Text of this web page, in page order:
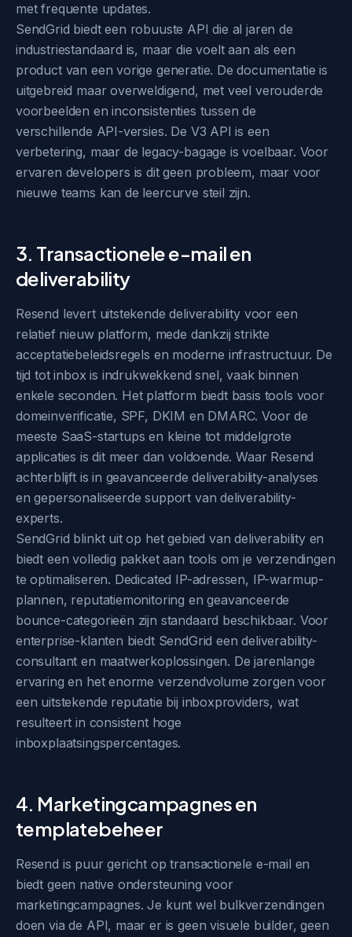
met frequente updates.
SendGrid biedt een robuuste API die al jaren de
industriestandaard is, maar die voelt aan als een
product van een vorige generatie. De documentatie is
uitgebreid maar overweldigend, met veel verouderde
voorbeelden en inconsistenties tussen de
verschillende API-versies. De V3 API is een
verbetering, maar de legacy-bagage is voelbaar. Voor
ervaren developers is dit geen probleem, maar voor
nieuwe teams kan de leercurve steil zijn.
3. Transactionele e-mail en
deliverability
Resend levert uitstekende deliverability voor een
relatief nieuw platform, mede dankzij strikte
acceptatiebeleidsregels en moderne infrastructuur. De
tijd tot inbox is indrukwekkend snel, vaak binnen
enkele seconden. Het platform biedt basis tools voor
domeinverificatie, SPF, DKIM en DMARC. Voor de
meeste SaaS-startups en kleine tot middelgrote
applicaties is dit meer dan voldoende. Waar Resend
achterblijft is in geavanceerde deliverability-analyses
en gepersonaliseerde support van deliverability-
experts.
SendGrid blinkt uit op het gebied van deliverability en
biedt een volledig pakket aan tools om je verzendingen
te optimaliseren. Dedicated IP-adressen, IP-warmup-
plannen, reputatiemonitoring en geavanceerde
bounce-categorieën zijn standaard beschikbaar. Voor
enterprise-klanten biedt SendGrid een deliverability-
consultant en maatwerkoplossingen. De jarenlange
ervaring en het enorme verzendvolume zorgen voor
een uitstekende reputatie bij inboxproviders, wat
resulteert in consistent hoge
inboxplaatsingspercentages.
4. Marketingcampagnes en
templatebeheer
Resend is puur gericht op transactionele e-mail en
biedt geen native ondersteuning voor
marketingcampagnes. Je kunt wel bulkverzendingen
doen via de API, maar er is geen visuele builder, geen